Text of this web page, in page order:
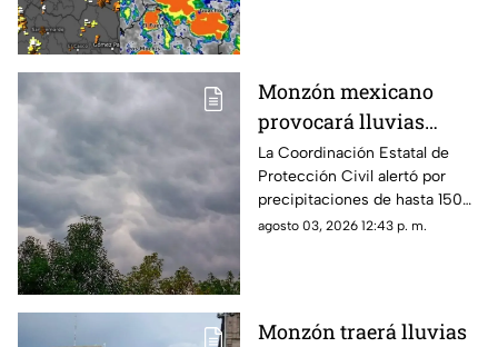
Monzón mexicano
provocará lluvias
intensas, granizo y
fuertes vientos en
Chihuahua esta
semana
La Coordinación Estatal de
Protección Civil alertó por
precipitaciones de hasta 150
milímetros, rachas de viento
agosto 03, 2026 12:43 p. m.
Monzón traerá lluvias